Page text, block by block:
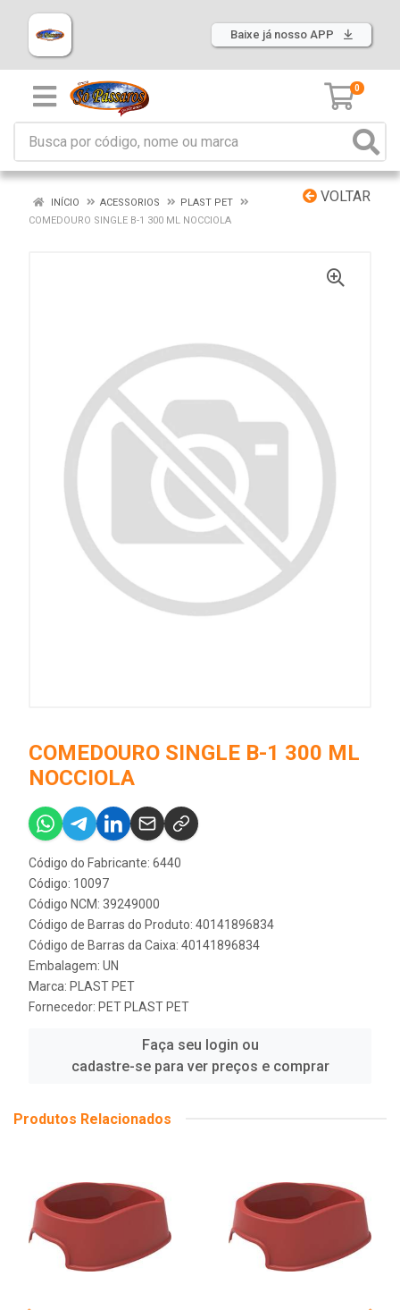
Baixe já nosso APP
0
VOLTAR
INÍCIO ACESSORIOS
PLAST PET
COMEDOURO SINGLE B-1 300 ML NOCCIOLA
COMEDOURO SINGLE B-1 300 ML
NOCCIOLA
Código do Fabricante: 6440
Código: 10097
Código NCM: 39249000
Código de Barras do Produto: 40141896834
Código de Barras da Caixa: 40141896834
Embalagem: UN
Marca: PLAST PET
Fornecedor: PET PLAST PET
Faça seu login ou
cadastre-se para ver preços e comprar
Produtos Relacionados